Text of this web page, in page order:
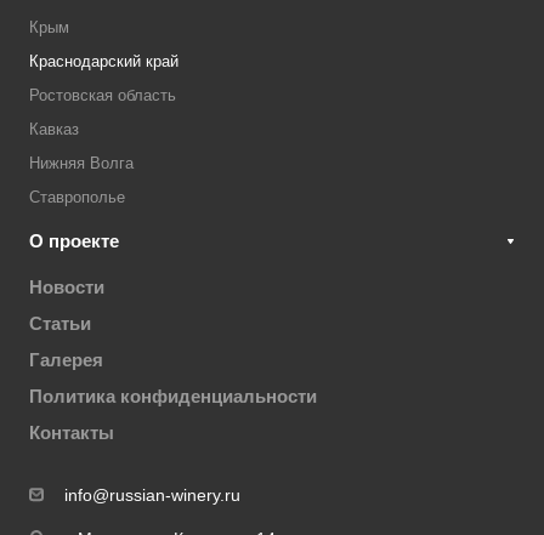
Крым
Краснодарский край
Ростовская область
Кавказ
Нижняя Волга
Ставрополье
О проекте
Новости
Статьи
Галерея
Политика конфиденциальности
Контакты
info@russian-winery.ru